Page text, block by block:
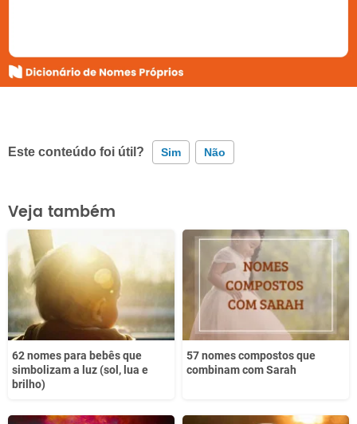
Este conteúdo foi útil? Sim Não
Este conteúdo contém informação incorreta
Este conteúdo não tem a informação que procuro
Outro
Veja também
62 nomes para bebês que
simbolizam a luz (sol, lua e
brilho)
57 nomes compostos que
combinam com Sarah